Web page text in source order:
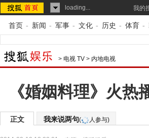
loading... 我的
首页 - 新闻 - 军事 - 文化 - 历史 - 体育 -
> 电视 TV > 内地电视
《婚姻料理》火
正文 我来说两句( 人参与)